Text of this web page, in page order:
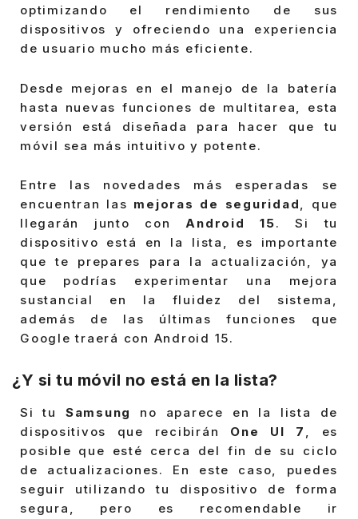
optimizando el rendimiento de sus
dispositivos y ofreciendo una experiencia
de usuario mucho más eficiente.
Desde mejoras en el manejo de la batería
hasta nuevas funciones de multitarea, esta
versión está diseñada para hacer que tu
móvil sea más intuitivo y potente.
Entre las novedades más esperadas se
encuentran las mejoras de seguridad, que
llegarán junto conAndroid 15. Si tu
dispositivo está en la lista, es importante
que te prepares para la actualización, ya
que podrías experimentar una mejora
sustancial en la fluidez del sistema,
además de las últimas funciones que
Google traerá con Android 15.
¿Y si tu móvil no está en la lista?
Si tu Samsung
no aparece en la lista de
dispositivos que recibirán One UI 7 , es
posible que esté cerca del fin de su ciclo
de actualizaciones. En este caso, puedes
seguir utilizando tu dispositivo de forma
segura, pero es recomendable ir